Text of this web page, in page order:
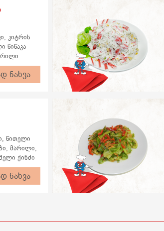
კიტრის
წიწაკა
ნახვა
წითელი
მარილი,
ქინძი
ნახვა